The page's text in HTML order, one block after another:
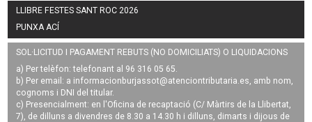
LLIBRE FESTES SANT ROC 2026
PUNXA ACÍ
SOL·LICITUD I PAGAMENT REBUTS (NO DOMICILIATS) O LIQUIDACIONS
a) Per telèfon: telefonant al 96 316 05 65.
b) Per email: a informacionburjassot@atenciontributaria.es, amb nom,
cognoms i DNI del titular.
c) Presencialment: en l'Oficina de recaptació (C/ Màrtirs de la Llibertat,
7), de dilluns a divendres de 8.30 a 14.30 h i dilluns, dimarts i dijous de